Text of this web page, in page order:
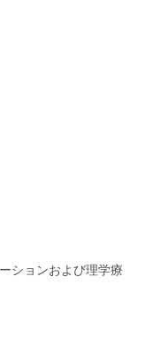
ションおよび理学療